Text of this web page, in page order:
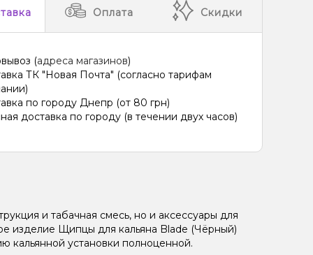
Оплата Скидки
(адреса магазинов)
ТК "Новая Почта" (согласно тарифам
по городу Днепр (от 80 грн)
доставка по городу (в течении двух часов)
и табачная смесь, но и аксессуары для
изделие Щипцы для кальяна Blade (Чёрный)
кальянной установки полноценной.